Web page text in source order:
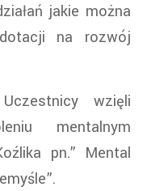
jakie można
na rozwój
wzięli
mentalnym
pn.” Mental